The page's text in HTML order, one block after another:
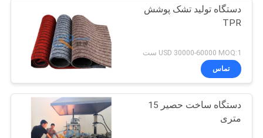
دستگاه تولید تشک پوشش
TPR
USD 30000-60000 MOQ:1 ست
تماس
دستگاه ساخت حصیر 15
متری